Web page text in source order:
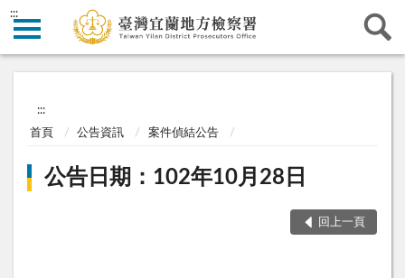
:::
:::
首頁 公告資訊 案件偵結公告
公告日期：102年10月28日
回上一頁